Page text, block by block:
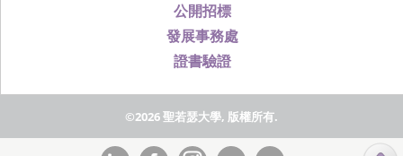
公開招標
發展事務處
證書驗證
©2026 聖若瑟大學, 版權所有.